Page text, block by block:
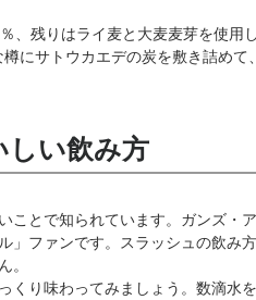
、残りはライ麦と大麦麦芽を使用
にサトウカエデの炭を敷き詰めて
しい飲み方
ことで知られています。ガンズ・
ファンです。スラッシュの飲み
。
り味わってみましょう。数滴水